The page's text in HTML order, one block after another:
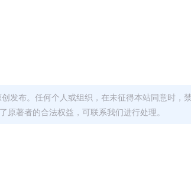
发布。任何个人或组织，在未征得本站同意时，
著者的合法权益，可联系我们进行处理。